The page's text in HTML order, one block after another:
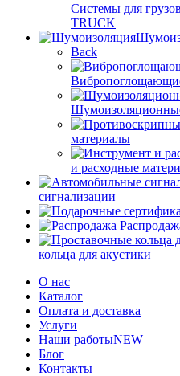
Системы для
TRUCK
Back
материалы
и расходные
сигнализации
кольца для акустики
О нас
Каталог
Оплата и доставка
Услуги
Наши работыNEW
Блог
Контакты